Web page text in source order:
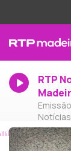
RTP
Notícias